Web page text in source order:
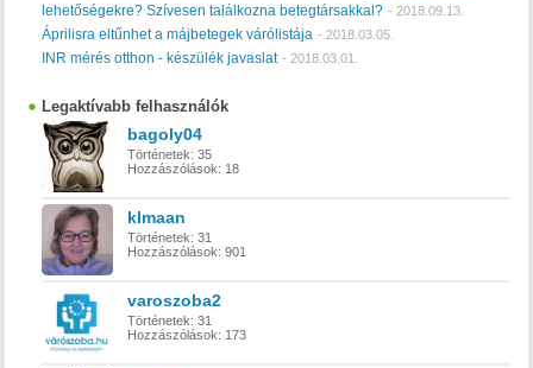
lehetőségekre? Szívesen találkozna betegtársakkal? - 2018.09.13.
Áprilisra eltűnhet a májbetegek várólistája - 2018.03.05.
INR mérés otthon - készülék javaslat - 2018.03.01.
Legaktívabb felhasználók
bagoly04
Történetek: 35
Hozzászólások: 18
klmaan
Történetek: 31
Hozzászólások: 901
varoszoba2
Történetek: 31
Hozzászólások: 173